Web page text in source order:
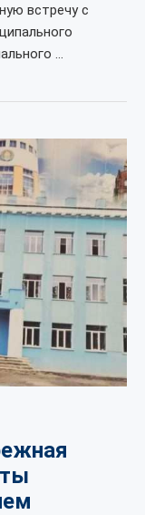
встречу с
…